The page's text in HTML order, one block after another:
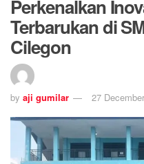
Perkenalkan
Terbarukan di
Cilegon
by aji gumilar 27